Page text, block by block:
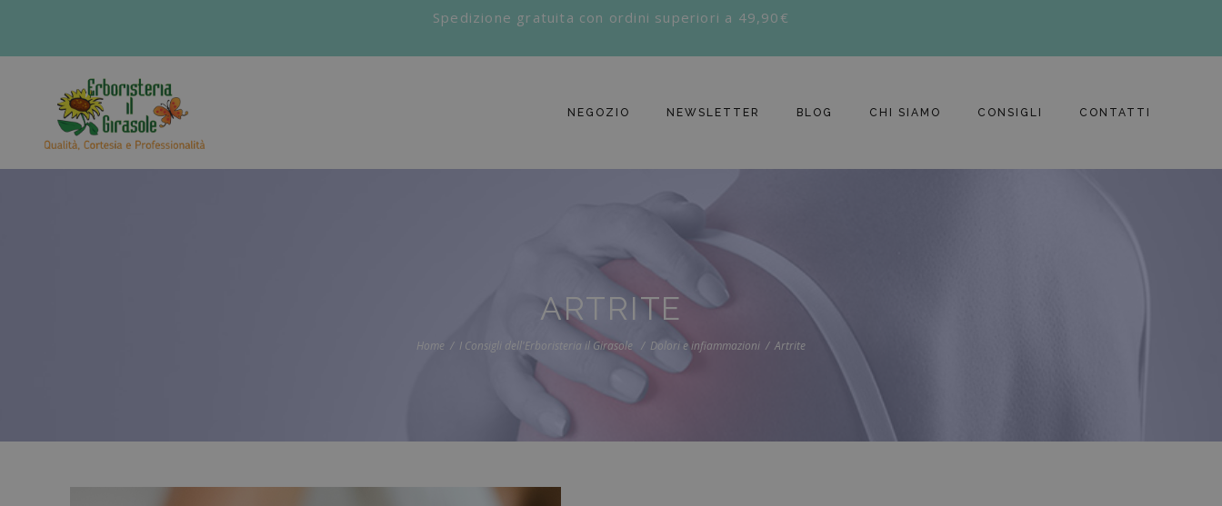
Spedizione gratuita con ordini superiori a 49,90€
NEGOZIO NEWSLETTER BLOG CHI SIAMO CONSIGLI CONTATTI
ARTRITE
Home I Consigli dell'Erboristeria il Girasole Dolori e infiammazioni Artrite